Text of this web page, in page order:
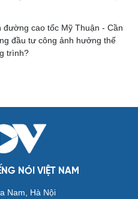
đường cao tốc Mỹ Thuận - Cần
đầu tư công ảnh hưởng thế
trình?
NÓI VIỆT NAM
Nam, Hà Nội